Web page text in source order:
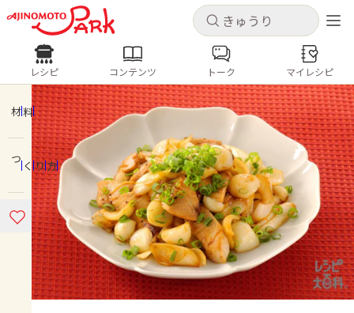
キャンセル
ログインするとレシピを保存できます
ログイン 新規登録
ホーム
コンテンツ
レシピ
キャンセル
レシピ コンテンツ
人気の食材・レシピ
きゅうり なす トマト
とうもろこし
ピーマン
みょうが ゴーヤ
レシピ コンテンツ トーク マイレシピ
材料
つくり方